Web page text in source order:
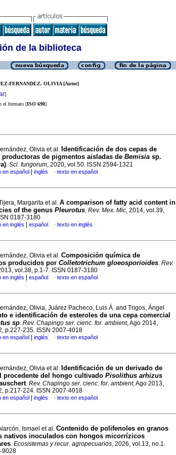
de la biblioteca
FERNANDEZ, OLIVIA [Autor]
]
el formato [ISO 690]
Olivia et al. Identificación de dos cepas de
productoras de pigmentos aisladas de Bemisia sp.
. Sci. fungorum, 2020, vol.50. ISSN 2594-1321
en español inglés · texto en español
Margarita et al. A comparison of fatty acid content in
of the genus Pleurotus. Rev. Mex. Mic, 2014, vol.39,
0187-3180
en inglés español · texto en inglés
Olivia et al. Composición química de
producidos por Colletotrichum gloeosporioides. Rev.
vol.38, p.1-7. ISSN 0187-3180
en inglés español · texto en español
Olivia, Juárez Pacheco, Luis Á. and Trigos, Ángel
e identificación de esteroles de una cepa comercial
sp. Rev. Chapingo ser. cienc. for. ambient, Ago 2014,
p.227-235. ISSN 2007-4018
en español inglés · texto en español
Olivia et al. Identificación de un derivado de
procedente del hongo cultivado Pisolithus arhizus
. Rev. Chapingo ser. cienc. for. ambient, Ago 2013,
p.217-224. ISSN 2007-4018
en español inglés · texto en español
Ismael et al. Contenido de polifenoles en granos
nativos inoculados con hongos micorrízicos
. Ecosistemas y recur. agropecuarios, 2026, vol.13, no.1.
9028